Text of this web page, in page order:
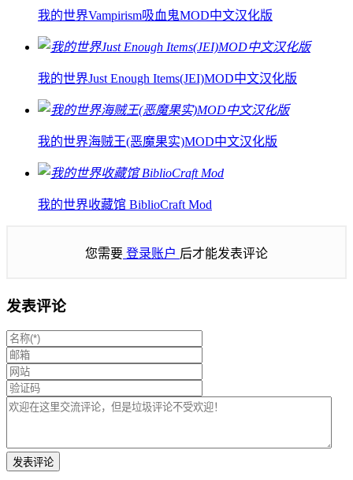
我的世界Vampirism吸血鬼MOD中文汉化版
我的世界Just Enough Items(JEI)MOD中文汉化版
我的世界海贼王(恶魔果实)MOD中文汉化版
我的世界收藏馆 BiblioCraft Mod
您需要 登录账户 后才能发表评论
发表评论